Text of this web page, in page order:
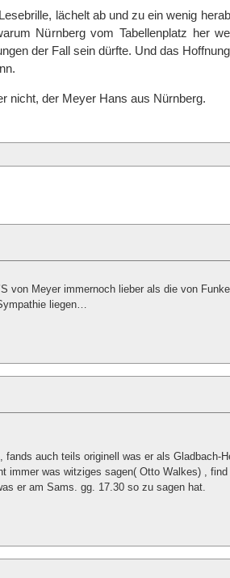
lächelt ab und zu ein wenig
Nürnberg vom Tabellenplatz her
der Fall sein dürfte. Und das
nicht, der Meyer Hans aus Nürnberg.
von Meyer immernoch lieber als die von
liegen…
fands auch teils originell was er als Gladbach-
immer was witziges sagen( Otto Walkes) ,
er am Sams. gg. 17.30 so zu sagen hat.